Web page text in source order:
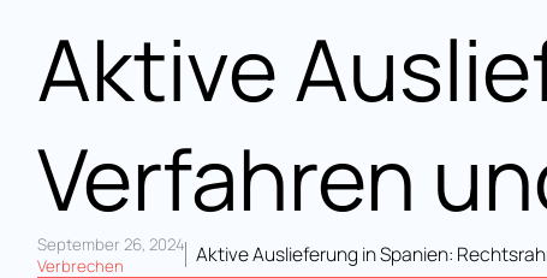
Aktive
Verfahren
September 26, 2024
Verbrechen
Aktive Auslieferung in Spanien: